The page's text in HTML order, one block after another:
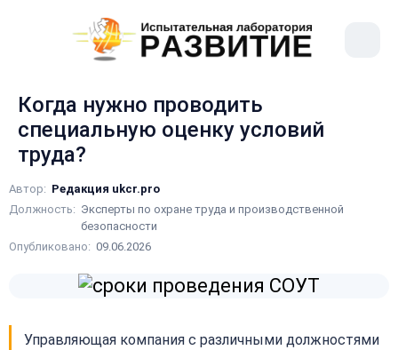
Когда нужно проводить
специальную оценку условий
труда?
Автор: Редакция ukcr.pro
Должность: Эксперты по охране труда и производственной
безопасности
Опубликовано: 09.06.2026
Управляющая компания с различными должностями